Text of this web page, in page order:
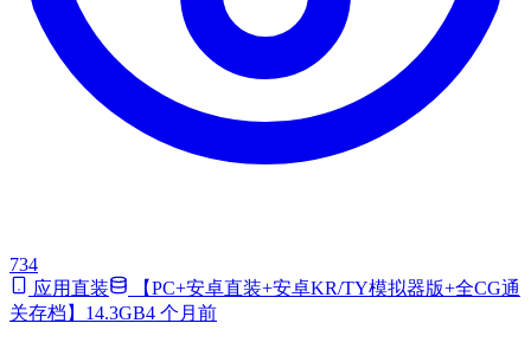
734
应用直装
【PC+安卓直装+安卓KR/TY模拟器版+全CG通
关存档】14.3GB4 个月前